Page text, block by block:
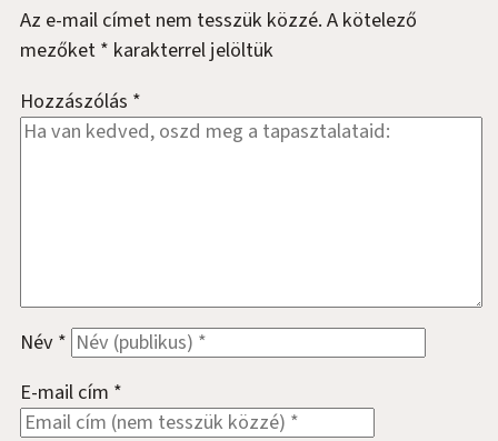
Az e-mail címet nem tesszük közzé.A kötelező
mezőket* karakterrel jelöltük
Hozzászólás *
Név*
E-mail cím *